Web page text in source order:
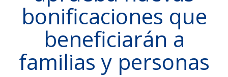
bonificaciones que
beneficiarán a
familias y personas